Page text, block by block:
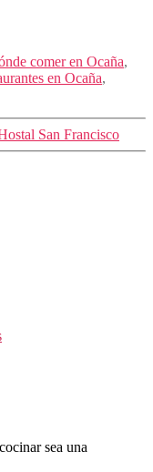
comer en Ocaña,
en Ocaña,
San Francisco
sea una